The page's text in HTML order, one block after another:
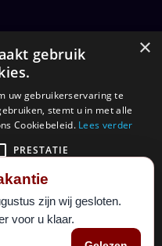
trappen
Aanmelden
al 27 jaar een begrip in
voorbehouden.
zijn wij gesloten.
voor u klaar.
×
gebruik
uw gebruikerservaring te
stemt u in met alle
Cookiebeleid. Lees verder
PRESTATIE
ALLES AFWIJZEN